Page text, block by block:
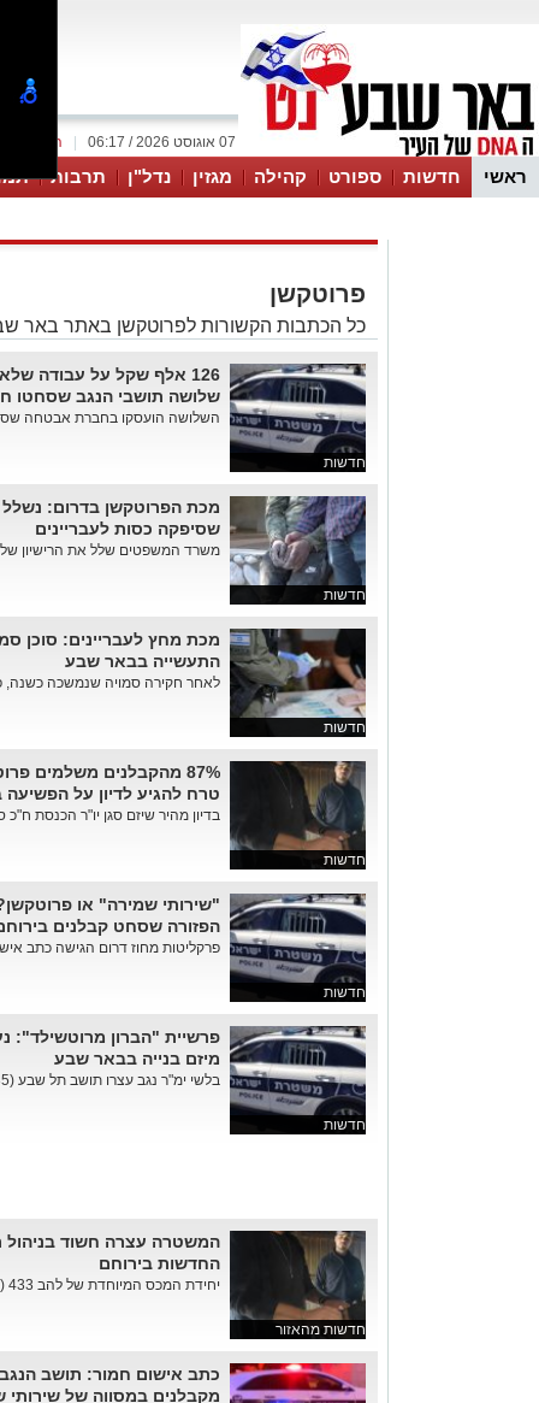
המייל 07 אוגוסט 2026 / 06:17
ראשי חדשות ספורט קהילה מגזין נדל"ן תרבות
פרוטקשן
כל הכתבות הקשורות לפרוטקשן באתר באר
חדשות
126 אלף שקל על עבודה
שלושה תושבי הנגב שסחטו
השלושה הועסקו בחברת אבטחה
חדשות
מכת הפרוטקשן בדרום:
שסיפקה כסות לעבריינים
משרד המשפטים שלל את הרישיון
חדשות
מכת מחץ לעבריינים: סוכן
התעשייה בבאר שבע
לאחר חקירה סמויה שנמשכה כשנה,
חדשות
87% מהקבלנים משלמים
טרח להגיע לדיון על הפשיעה
בדיון מהיר שיזם סגן יו"ר הכנסת
חדשות
"שירותי שמירה" או
הפזורה שסחט קבלנים
פרקליטות מחוז דרום הגישה כתב
חדשות
פרשיית "הברון מרוטשילד":
מיזם בנייה בבאר שבע
בלשי ימ"ר נגב עצרו תושב תל שבע (35) החשוד כי כפה "שירותי שמ...
חדשות מהאזור
המשטרה עצרה חשוד בניהול
החדשות בירוחם
יחידת המכס המיוחדת של להב 433 (פרוטקשן דרום) חשפה דפוס פ...
כתב אישום חמור: תושב הנגב
מקבלנים במסווה של שירותי